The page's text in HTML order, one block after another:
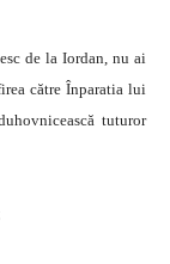
de la Iordan, nu ai
către Înparatia lui
tuturor